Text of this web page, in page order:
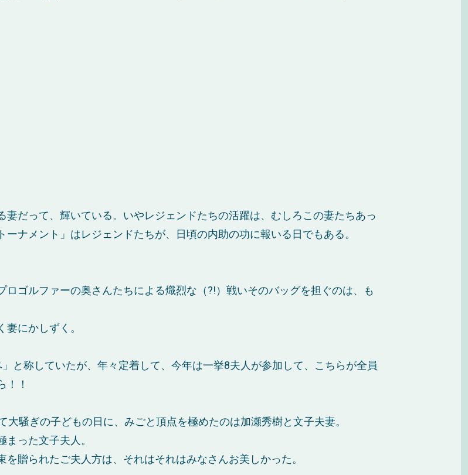
だって、輝いている。いやレジェンドたちの活躍は、むしろこの妻たちあっ
ナメント」はレジェンドたちが、日頃の内助の功に報いる日でもある。
ゴルファーの奥さんたちによる熾烈な（?!）戦いそのバッグを担ぐのは、も
にかしずく。
と称していたが、年々定着して、今年は一挙8夫人が参加して、こちらが全員
！！
騒ぎの子どもの日に、みごと頂点を極めたのは加瀬秀樹と文子夫妻。
った文子夫人。
贈られたご夫人方は、それはそれはみなさんお美しかった。